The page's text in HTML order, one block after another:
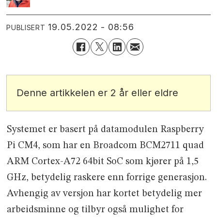
PUBLISERT 19.05.2022 - 08:56
Denne artikkelen er 2 år eller eldre
Systemet er basert på datamodulen Raspberry
Pi CM4, som har en Broadcom BCM2711 quad
ARM Cortex-A72 64bit SoC som kjører på 1,5
GHz, betydelig raskere enn forrige generasjon.
Avhengig av versjon har kortet betydelig mer
arbeidsminne og tilbyr også mulighet for